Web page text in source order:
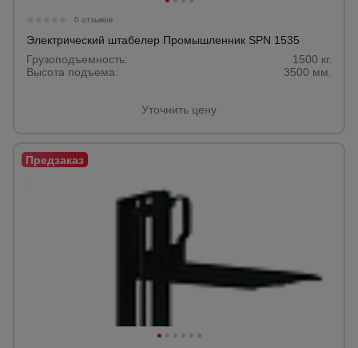
0 отзывов
Электрический штабелер Промышленник SPN 1535
Грузоподъемность:
1500 кг.
Высота подъема:
3500 мм.
Уточнить цену